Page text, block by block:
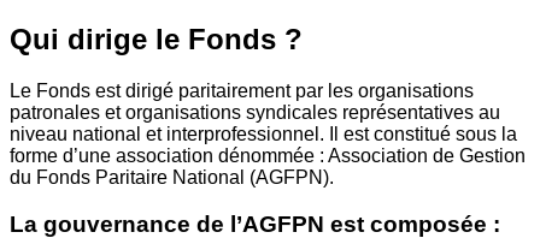
Qui dirige le Fonds ?
Le Fonds est dirigé paritairement par les organisations
patronales et organisations syndicales représentatives au
niveau national et interprofessionnel. Il est constitué sous la
forme d’une association dénommée : Association de Gestion
du Fonds Paritaire National (AGFPN).
La gouvernance de l’AGFPN est composée :